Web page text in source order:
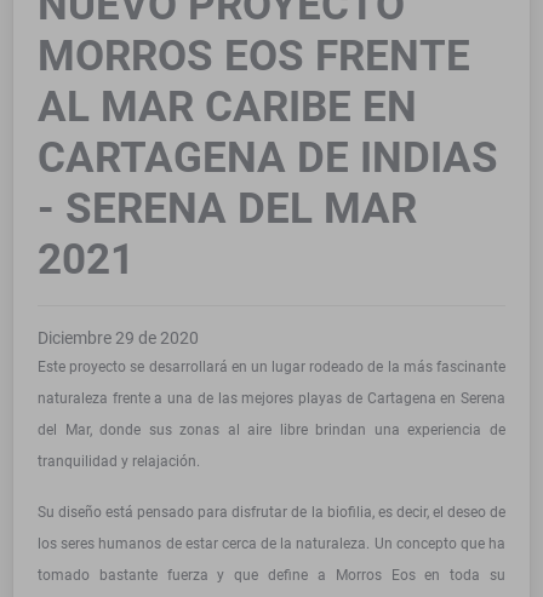
MORROS EOS FRENTE
AL MAR CARIBE EN
CARTAGENA DE INDIAS
- SERENA DEL MAR
2021
Diciembre 29 de 2020
Este proyecto se desarrollará en un lugar rodeado de la más fascinante
naturaleza frente a una de las mejores playas de Cartagena en Serena
del Mar, donde sus zonas al aire libre brindan una experiencia de
tranquilidad y relajación.
Su diseño está pensado para disfrutar de la biofilia, es decir, el deseo de
los seres humanos de estar cerca de la naturaleza. Un concepto que ha
tomado bastante fuerza y que define a Morros Eos en toda su